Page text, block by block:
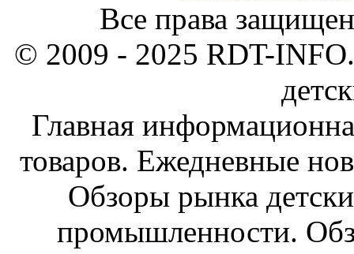
Все права
© 2009 - 2025 RDT-
Главная
товаров. Ежедневные
Обзоры рынка
промышленности.